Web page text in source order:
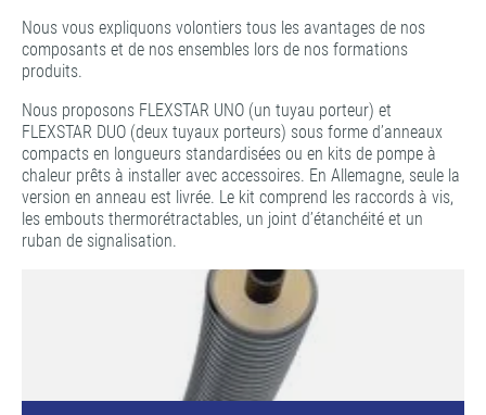
Nous vous expliquons volontiers tous les avantages de nos
composants et de nos ensembles lors de nos formations
produits.
Nous proposons FLEXSTAR UNO (un tuyau porteur) et
FLEXSTAR DUO (deux tuyaux porteurs) sous forme d’anneaux
compacts en longueurs standardisées ou en kits de pompe à
chaleur prêts à installer avec accessoires. En Allemagne, seule la
version en anneau est livrée. Le kit comprend les raccords à vis,
les embouts thermorétractables, un joint d’étanchéité et un
ruban de signalisation.